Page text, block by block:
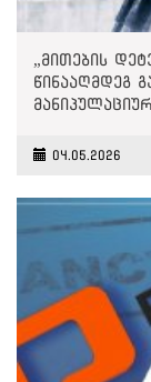
„მითების
წინააღმდეგ
04.05.2026